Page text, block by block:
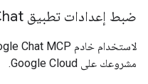
ضبط إعدادات تطبيق Chat
مشروعك على Google Cloud.